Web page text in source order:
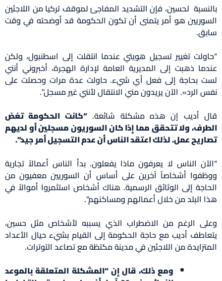
بالنسبة لحسين، فإن التشديد المفاجئ لموقف تركيا من اللاجئين
السوريين هو أمر يتمنى أن تكون الحكومة قد أوضحته في وقت
سابق.
“حاولت تغيير تسجيل هويتي عندما انتقلت إلى اسطنبول، ولكن
عندما ذهبت إلى المديرية العامة لإدارة الهجرة، أخبروني أنني
لست بحاجة إلى فعل أي شيء. حاولت عدة مرات وحصلت على
نفس الرد». الآن يريدون مني الانتقال لأنني غير مسجل”.
قال أديب إن هذه مشكلة شائعة.“كانت الحكومة تغض
الطرف، ولا تتحقق مما إذا كان السوريون مسجلين أو لديهم
تصاريح عمل. لذلك اعتقد الناس أن عدم التسجيل أمر جيد”.
“الآن الناس لا يعرفون ماذا يفعلون. بدأ الناس أعمالاً تجارية
ووظفوا أشخاصاً آخرين على أساس أن السوريين معفيون من
الحاجة إلى الوثائق الرسمية. هناك أشخاص استثمروا أموالاً في
هذا البلد من خلال أعمالهم ومساكنهم”.
وعلى الرغم من الاضطراب الذي يسببه لأشخاص مثل حسين،
يتعاطف أديب مع حاجة الحكومة إلى القيام بشيء حيال الأعداد
المتزايدة من اللاجئين في مدينة مكتظة مع تصاعد التوترات.
ومع ذلك، قال إن “المشكلة المتعلقة بالموعد